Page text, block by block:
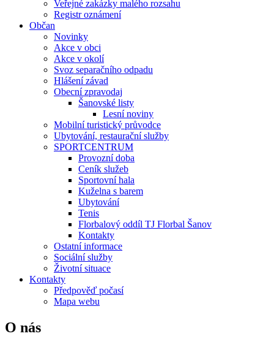
Veřejné zakázky malého rozsahu
Registr oznámení
Občan
Novinky
Akce v obci
Akce v okolí
Svoz separačního odpadu
Hlášení závad
Obecní zpravodaj
Šanovské listy
Lesní noviny
Mobilní turistický průvodce
Ubytování, restaurační služby
SPORTCENTRUM
Provozní doba
Ceník služeb
Sportovní hala
Kuželna s barem
Ubytování
Tenis
Florbalový oddíl TJ Florbal Šanov
Kontakty
Ostatní informace
Sociální služby
Životní situace
Kontakty
Předpověď počasí
Mapa webu
O nás